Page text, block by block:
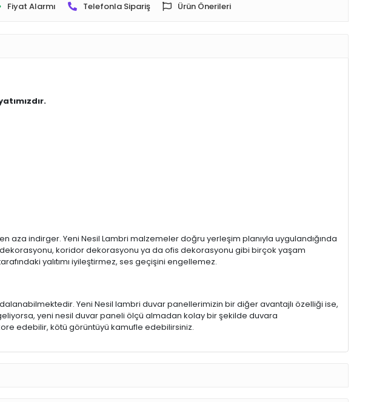
Fiyat Alarmı Telefonla Sipariş Ürün Önerileri
aza indirger. Yeni Nesil Lambri malzemeler doğru yerleşim planıyla uygulandığında
koridor dekorasyonu ya da ofis dekorasyonu gibi birçok yaşam
yalıtımı iyileştirmez, ses geçişini engellemez.
Yeni Nesil lambri duvar panellerimizin bir diğer avantajlı özelliği ise,
yeni nesil duvar paneli ölçü almadan kolay bir şekilde duvara
edebilir, kötü görüntüyü kamufle edebilirsiniz.